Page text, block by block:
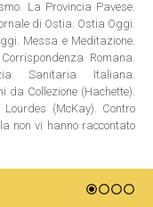
La Provincia Pavese.
di Ostia. Ostia Oggi.
Messa e Meditazione.
Romana.
Sanitaria Italiana.
da Collezione (Hachette).
(McKay). Contro
non vi hanno raccontato